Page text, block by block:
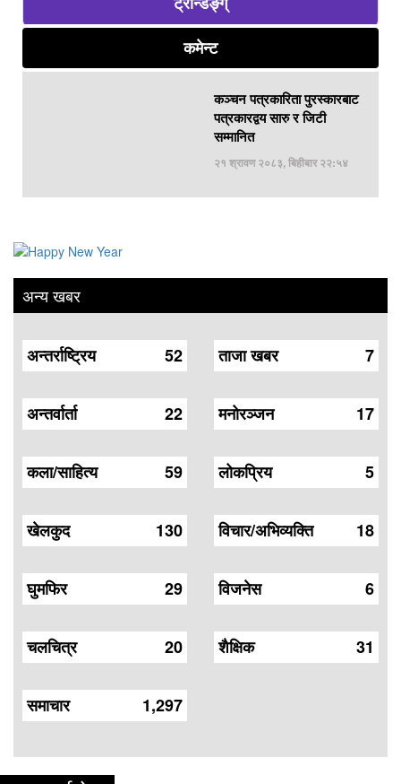
कमेन्ट
कञ्चन पत्रकारिता पुरस्कारबाट
पत्रकारद्वय सारु र जिटी
सम्मानित
२१ श्रावण २०८३, बिहीबार २२:५४
अन्य खबर
52
अन्तर्राष्ट्रिय
22
अन्तर्वार्ता
59
कला/साहित्य
130
खेलकुद
29
घुमफिर
20
चलचित्र
7
ताजा खबर
17
मनोरञ्जन
5
लोकप्रिय
18
विचार/अभिव्यक्ति
6
विजनेस
31
शैक्षिक
1,297
समाचार